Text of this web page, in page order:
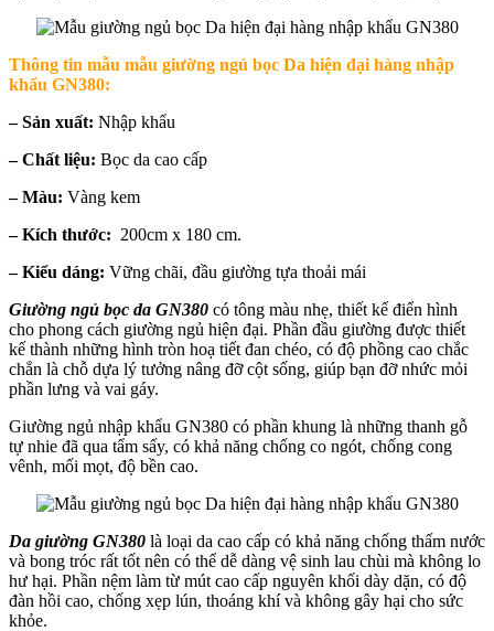
Thông tin mẫu mẫu giường ngủ bọc Da hiện đại hàng nhập
khẩu GN380:
– Sản xuất: Nhập khẩu
– Chất liệu: Bọc da cao cấp
– Màu: Vàng kem
– Kích thước: 200cm x 180 cm.
– Kiểu dáng: Vững chãi, đầu giường tựa thoải mái
Giường ngủ bọc da GN380 có tông màu nhẹ, thiết kế điển hình
cho phong cách giường ngủ hiện đại. Phần đầu giường được thiết
kế thành những hình tròn hoạ tiết đan chéo, có độ phồng cao chắc
chắn là chỗ dựa lý tưởng nâng đỡ cột sống, giúp bạn đỡ nhức mỏi
phần lưng và vai gáy.
Giường ngủ nhập khẩu GN380 có phần khung là những thanh gỗ
tự nhie đã qua tẩm sấy, có khả năng chống co ngót, chống cong
vênh, mối mọt, độ bền cao.
Da giường GN380 là loại da cao cấp có khả năng chống thấm nước
và bong tróc rất tốt nên có thể dễ dàng vệ sinh lau chùi mà không lo
hư hại. Phần nệm làm từ mút cao cấp nguyên khối dày dặn, có độ
đàn hồi cao, chống xẹp lún, thoáng khí và không gây hại cho sức
khỏe.